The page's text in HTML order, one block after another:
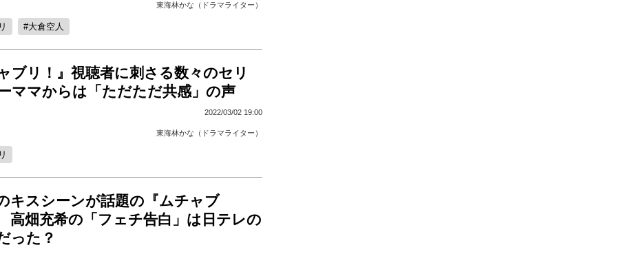
東海林かな（ドラマライター）
大倉空人
ブリ！』視聴者に刺さる数々のセリ
ママからは「ただただ共感」の声
2022/03/02 19:00
東海林かな（ドラマライター）
キスシーンが話題の『ムチャブ
高畑充希の「フェチ告白」は日テレの
った？